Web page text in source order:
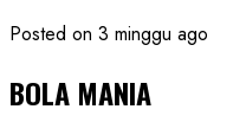
Posted on 3 minggu ago
BOLA MANIA